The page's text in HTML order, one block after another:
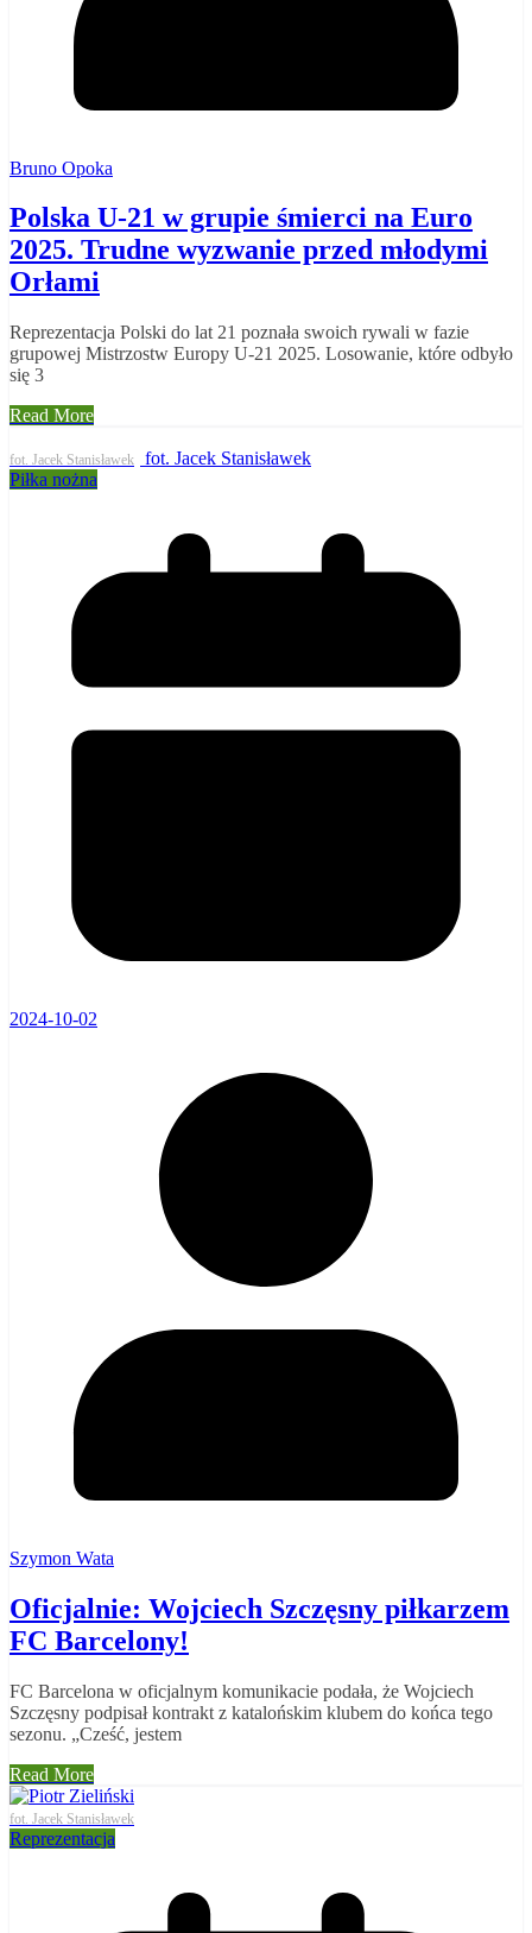
Bruno Opoka
Polska U-21 w grupie śmierci na Euro
2025. Trudne wyzwanie przed młodymi
Orłami
Reprezentacja Polski do lat 21 poznała swoich rywali w fazie
grupowej Mistrzostw Europy U-21 2025. Losowanie, które odbyło
się 3
Read More
fot. Jacek Stanisławek
fot. Jacek Stanisławek
Piłka nożna
2024-10-02
Szymon Wata
Oficjalnie: Wojciech Szczęsny piłkarzem
FC Barcelony!
FC Barcelona w oficjalnym komunikacie podała, że Wojciech
Szczęsny podpisał kontrakt z katalońskim klubem do końca tego
sezonu. „Cześć, jestem
Read More
fot. Jacek Stanisławek
Reprezentacja